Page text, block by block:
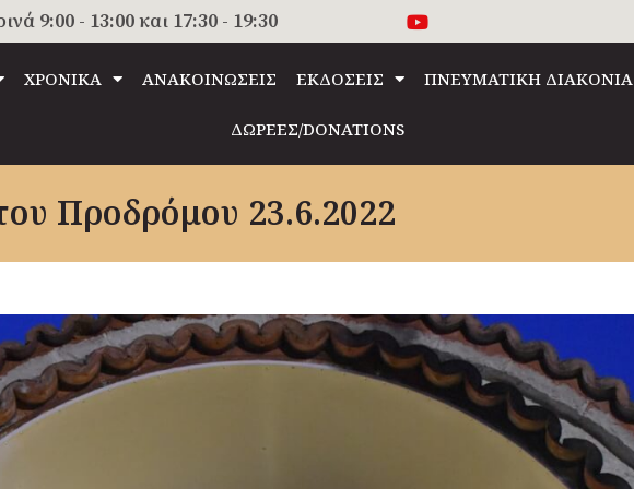
9:00 - 13:00 και 17:30 - 19:30
ΧΡΟΝΙΚΑ ΑΝΑΚΟΙΝΩΣΕΙΣ ΕΚΔΟΣΕΙΣ ΠΝΕΥΜΑΤΙΚΗ ΔΙΑΚΟΝΙΑ
ΔΩΡΕΕΣ/DONATIONS
Προδρόμου 23.6.2022